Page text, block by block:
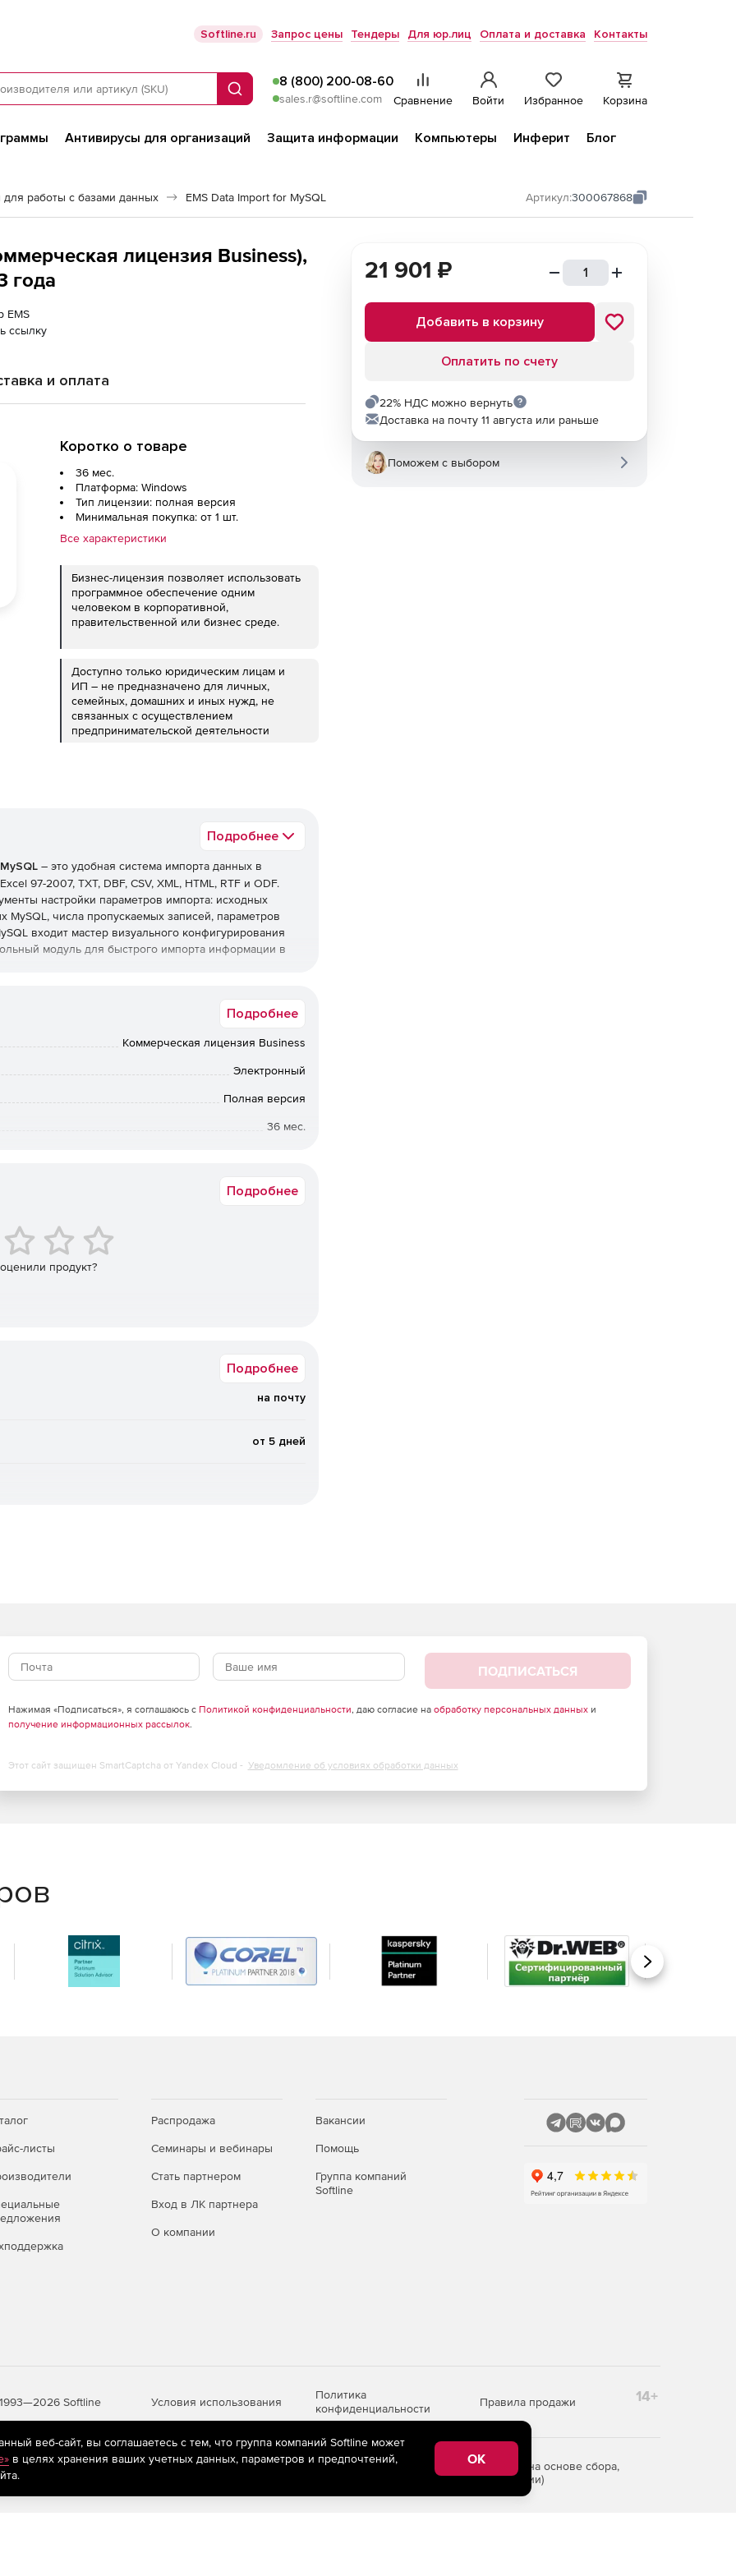
Softline.ru Запрос цены Тендеры Для юр.лиц Оплата и доставка Контакты
Поиск
8 (800) 200-08-60
sales.r@softline.com Сравнение Войти Избранное Корзина
Антивирусы для организаций Защита информации Компьютеры Инферит
Блог
работы с базами данных EMS Data Import for MySQL Артикул:300067868
лицензия Business),
года
EMS
ссылку
и оплата
Коротко о товаре
36 мес.
Платформа: Windows
Тип лицензии: полная версия
Минимальная покупка: от 1 шт.
Все характеристики
Бизнес-лицензия позволяет использовать
программное обеспечение одним
человеком в корпоративной,
правительственной или бизнес среде.
Доступно только юридическим лицам и
ИП – не предназначено для личных,
семейных, домашних и иных нужд, не
связанных с осуществлением
предпринимательской деятельности
Подробнее
– это удобная система импорта данных в
97-2007, TXT, DBF, CSV, XML, HTML, RTF и ODF.
настройки параметров импорта: исходных
числа пропускаемых записей, параметров
входит мастер визуального конфигурирования
модуль для быстрого импорта информации в
доступа к серверу для осуществления импорта
вида системы.
Подробнее
Коммерческая лицензия Business
Электронный
Полная версия
36 мес.
Подробнее
продукт?
Подробнее
на почту
от 5 дней
21 901 ₽
Добавить в корзину
Оплатить по счету
22% НДС можно вернуть
Доставка на почту 11 августа или раньше
Поможем с выбором
ПОДПИСАТЬСЯ
Нажимая «Подписаться», я соглашаюсь с Политикой конфиденциальности, даю согласие на обработку персональных данныхи
получение информационных рассылок.
Этот сайт защищен SmartCaptcha от Yandex Cloud - Уведомление об условиях обработки данных
Вперед
листы
Распродажа
Семинары и вебинары
Стать партнером
Вход в ЛК партнера
О компании
Вакансии
Помощь
Группа компаний
Softline
Softline Условия использования
Политика
конфиденциальности
Правила продажи 14+
рекомендательные технологии (информационные технологии предоставления информации на основе сбора,
пользователей сети «Интернет», находящихся на территории Российской Федерации)
веб-сайт, вы соглашаетесь с тем, что группа компаний Softline может
в целях хранения ваших учетных данных, параметров и предпочтений,
OK